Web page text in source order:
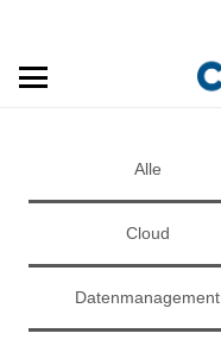
Alle
Cloud
Datenmanagement